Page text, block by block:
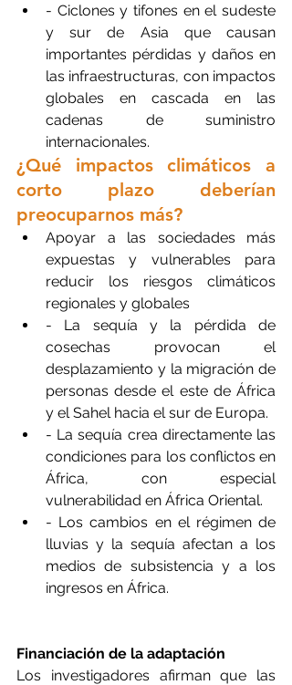
- Ciclones y tifones en el sudeste
y sur de Asia que causan
importantes pérdidas y daños en
las infraestructuras, con impactos
globales en cascada en las
cadenas de suministro
internacionales.
¿Qué impactos climáticos a
corto plazo deberían
preocuparnos más?
Apoyar a las sociedades más
expuestas y vulnerables para
reducir los riesgos climáticos
regionales y globales
- La sequía y la pérdida de
cosechas provocan el
desplazamiento y la migración de
personas desde el este de África
y el Sahel hacia el sur de Europa.
- La sequía crea directamente las
condiciones para los conflictos en
África, con especial
vulnerabilidad en África Oriental.
- Los cambios en el régimen de
lluvias y la sequía afectan a los
medios de subsistencia y a los
ingresos en África.
Financiación de la adaptación
Los investigadores afirman que las